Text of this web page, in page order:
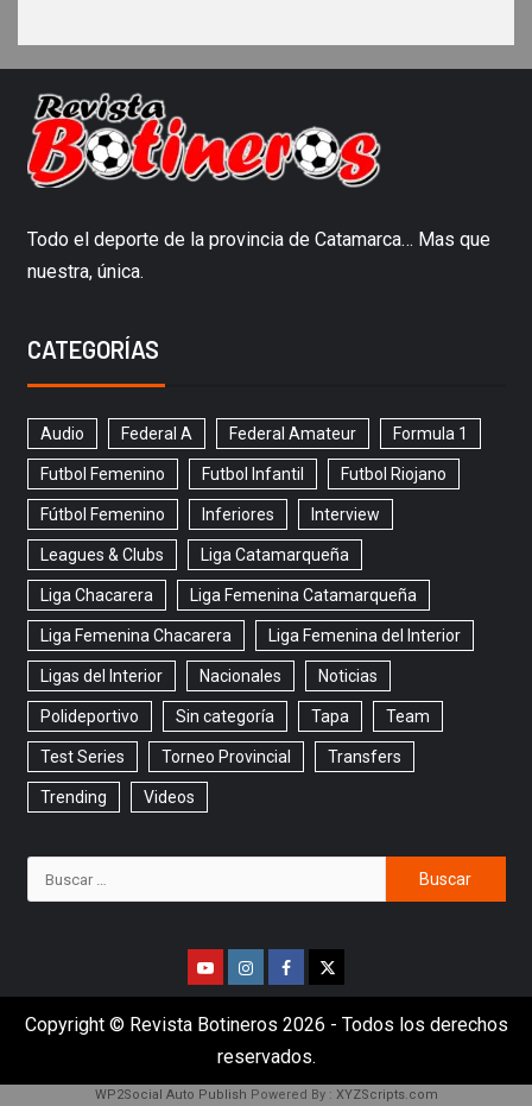
Todo el deporte de la provincia de Catamarca… Mas que
nuestra, única.
CATEGORÍAS
Audio Federal A Federal Amateur Formula 1
Futbol Femenino Futbol Infantil Futbol Riojano
Fútbol Femenino Inferiores Interview
Leagues & Clubs Liga Catamarqueña
Liga Chacarera Liga Femenina Catamarqueña
Liga Femenina Chacarera Liga Femenina del Interior
Ligas del Interior Nacionales Noticias
Polideportivo Sin categoría Tapa Team
Test Series Torneo Provincial Transfers
Trending Videos
Copyright © Revista Botineros 2026 - Todos los derechos
reservados.
WP2Social Auto Publish Powered By : XYZScripts.com